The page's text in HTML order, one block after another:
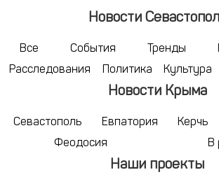
Новости
Все События Тренды
Расследования
Политика Культура
Новости Крыма
Севастополь Евпатория Керчь
Феодосия
В
Наши проекты